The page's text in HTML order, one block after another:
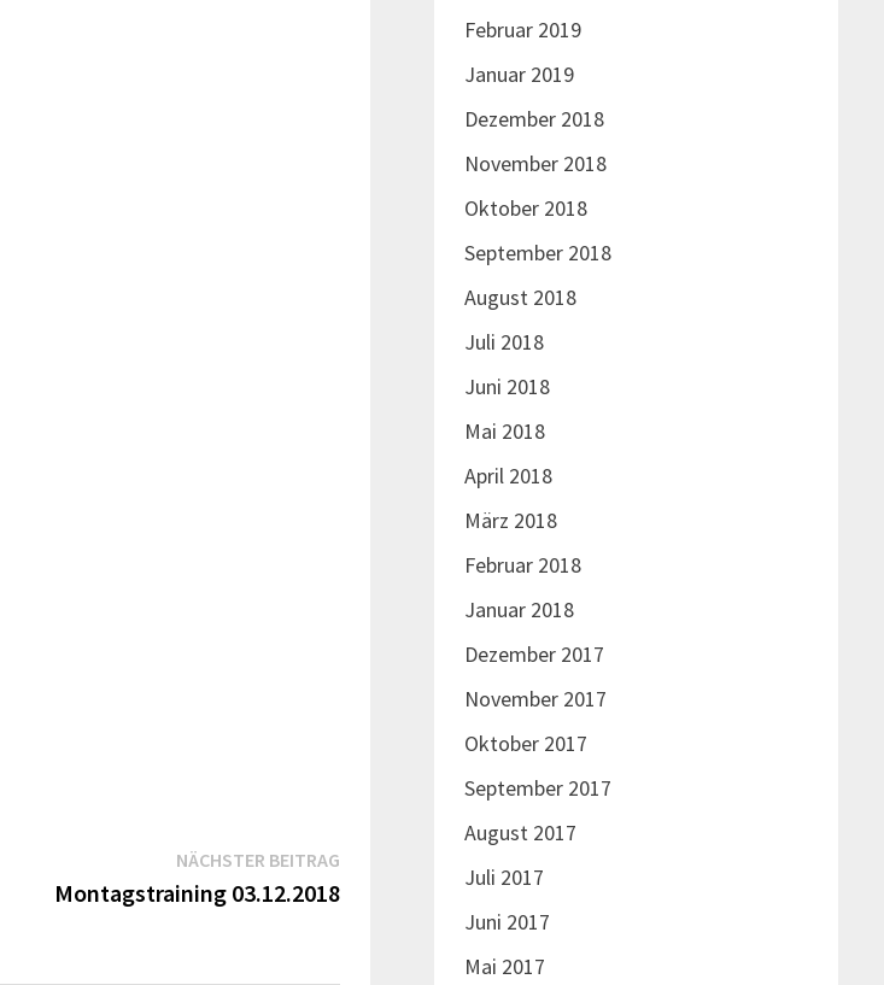
NÄCHSTER BEITRAG
Beitrag:
Montagstraining 03.12.2018
Februar 2019
Januar 2019
Dezember 2018
November 2018
Oktober 2018
September 2018
August 2018
Juli 2018
Juni 2018
Mai 2018
April 2018
März 2018
Februar 2018
Januar 2018
Dezember 2017
November 2017
Oktober 2017
September 2017
August 2017
Juli 2017
Juni 2017
Mai 2017